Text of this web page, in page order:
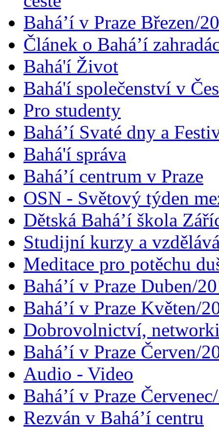
Bahá’í v Praze Březen/
Článek o Bahá’í
Bahá'í Život
Bahá'í společenství v
Pro studenty
Bahá’í Svaté dny a
Bahá'í správa
Bahá’í centrum v Praze
OSN - Světový týden
Dětská Bahá’í škola
Studijní kurzy a
Meditace pro potěchu
Bahá’í v Praze Duben/
Bahá’í v Praze Květen/
Dobrovolnictví,
Bahá’í v Praze Červen/
Audio - Video
Bahá’í v Praze
Rezván v Bahá’í centru